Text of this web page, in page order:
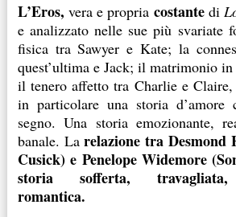
L’Eros, vera e propria costante di
e analizzato nelle sue più svariate
fisica tra Sawyer e Kate; la
quest’ultima e Jack; il matrimonio
il tenero affetto tra Charlie e
in particolare una storia
segno. Una storia emozionante,
banale. Larelazione tra Desmond
Cusick) e Penelope Widemore
storia sofferta, travagliata,
romantica.